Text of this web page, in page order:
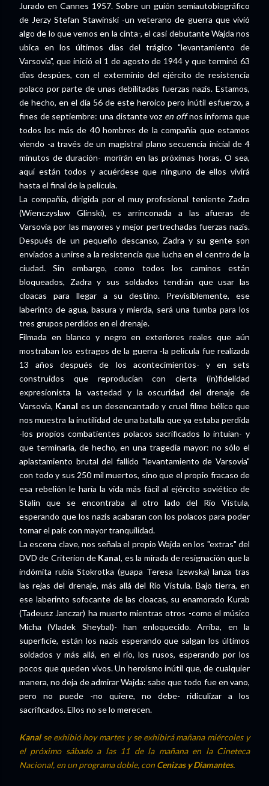
Jurado en Cannes 1957. Sobre un guión semiautobiográfico
de Jerzy Stefan Stawinski -un veterano de guerra que vivió
algo de lo que vemos en la cinta-, el casi debutante Wajda nos
ubica en los últimos días del trágico "levantamiento de
Varsovia", que inició el 1 de agosto de 1944 y que terminó 63
días despúes, con el exterminio del ejército de resistencia
polaco por parte de unas debilitadas fuerzas nazis. Estamos,
de hecho, en el día 56 de este heroico pero inútil esfuerzo, a
fines de septiembre: una distante voz en offnos informa que
todos los más de 40 hombres de la compañía que estamos
viendo -a través de un magistral plano secuencia inicial de 4
minutos de duración- morirán en las próximas horas. O sea,
aquí están todos y acuérdese que ninguno de ellos vivirá
hasta el final de la película.
La compañía, dirigida por el muy profesional teniente Zadra
(Wienczyslaw Glinski), es arrinconada a las afueras de
Varsovia por las mayores y mejor pertrechadas fuerzas nazis.
Después de un pequeño descanso, Zadra y su gente son
enviados a unirse a la resistencia que lucha en el centro de la
ciudad. Sin embargo, como todos los caminos están
bloqueados, Zadra y sus soldados tendrán que usar las
cloacas para llegar a su destino. Previsiblemente, ese
laberinto de agua, basura y mierda, será una tumba para los
tres grupos perdidos en el drenaje.
Filmada en blanco y negro en exteriores reales que aún
mostraban los estragos de la guerra -la película fue realizada
13 años después de los acontecimientos- y en sets
construidos que reproducían con cierta (in)fidelidad
expresionista la vastedad y la oscuridad del drenaje de
Varsovia, Kanal es un desencantado y cruel filme bélico que
nos muestra la inutilidad de una batalla que ya estaba perdida
-los propios combatientes polacos sacrificados lo intuían- y
que terminaría, de hecho, en una tragedia mayor: no sólo el
aplastamiento brutal del fallido "levantamiento de Varsovia"
con todo y sus 250 mil muertos, sino que el propio fracaso de
esa rebelión le haría la vida más fácil al ejército soviético de
Stalin que se encontraba al otro lado del Río Vístula,
esperando que los nazis acabaran con los polacos para poder
tomar el país con mayor tranquilidad.
La escena clave, nos señala el propio Wajda en los "extras" del
DVD de Criterion de Kanal, es la mirada de resignación que la
indómita rubia Stokrotka (guapa Teresa Izewska) lanza tras
las rejas del drenaje, más allá del Río Vístula. Bajo tierra, en
ese laberinto sofocante de las cloacas, su enamorado Kurab
(Tadeusz Janczar) ha muerto mientras otros -como el músico
Micha (Vladek Sheybal)- han enloquecido. Arriba, en la
superficie, están los nazis esperando que salgan los últimos
soldados y más allá, en el río, los rusos, esperando por los
pocos que queden vivos. Un heroísmo inútil que, de cualquier
manera, no deja de admirar Wajda: sabe que todo fue en vano,
pero no puede -no quiere, no debe- ridiculizar a los
sacrificados. Ellos no se lo merecen.
Kanalse exhibió hoy martes y se exhibirá mañana miércoles y
el próximo sábado a las 11 de la mañana en la Cineteca
Nacional, en un programa doble, con Cenizas y Diamantes.